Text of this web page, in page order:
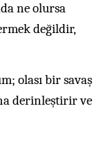
ne olursa
değildir,
olası bir savaş
derinleştirir ve